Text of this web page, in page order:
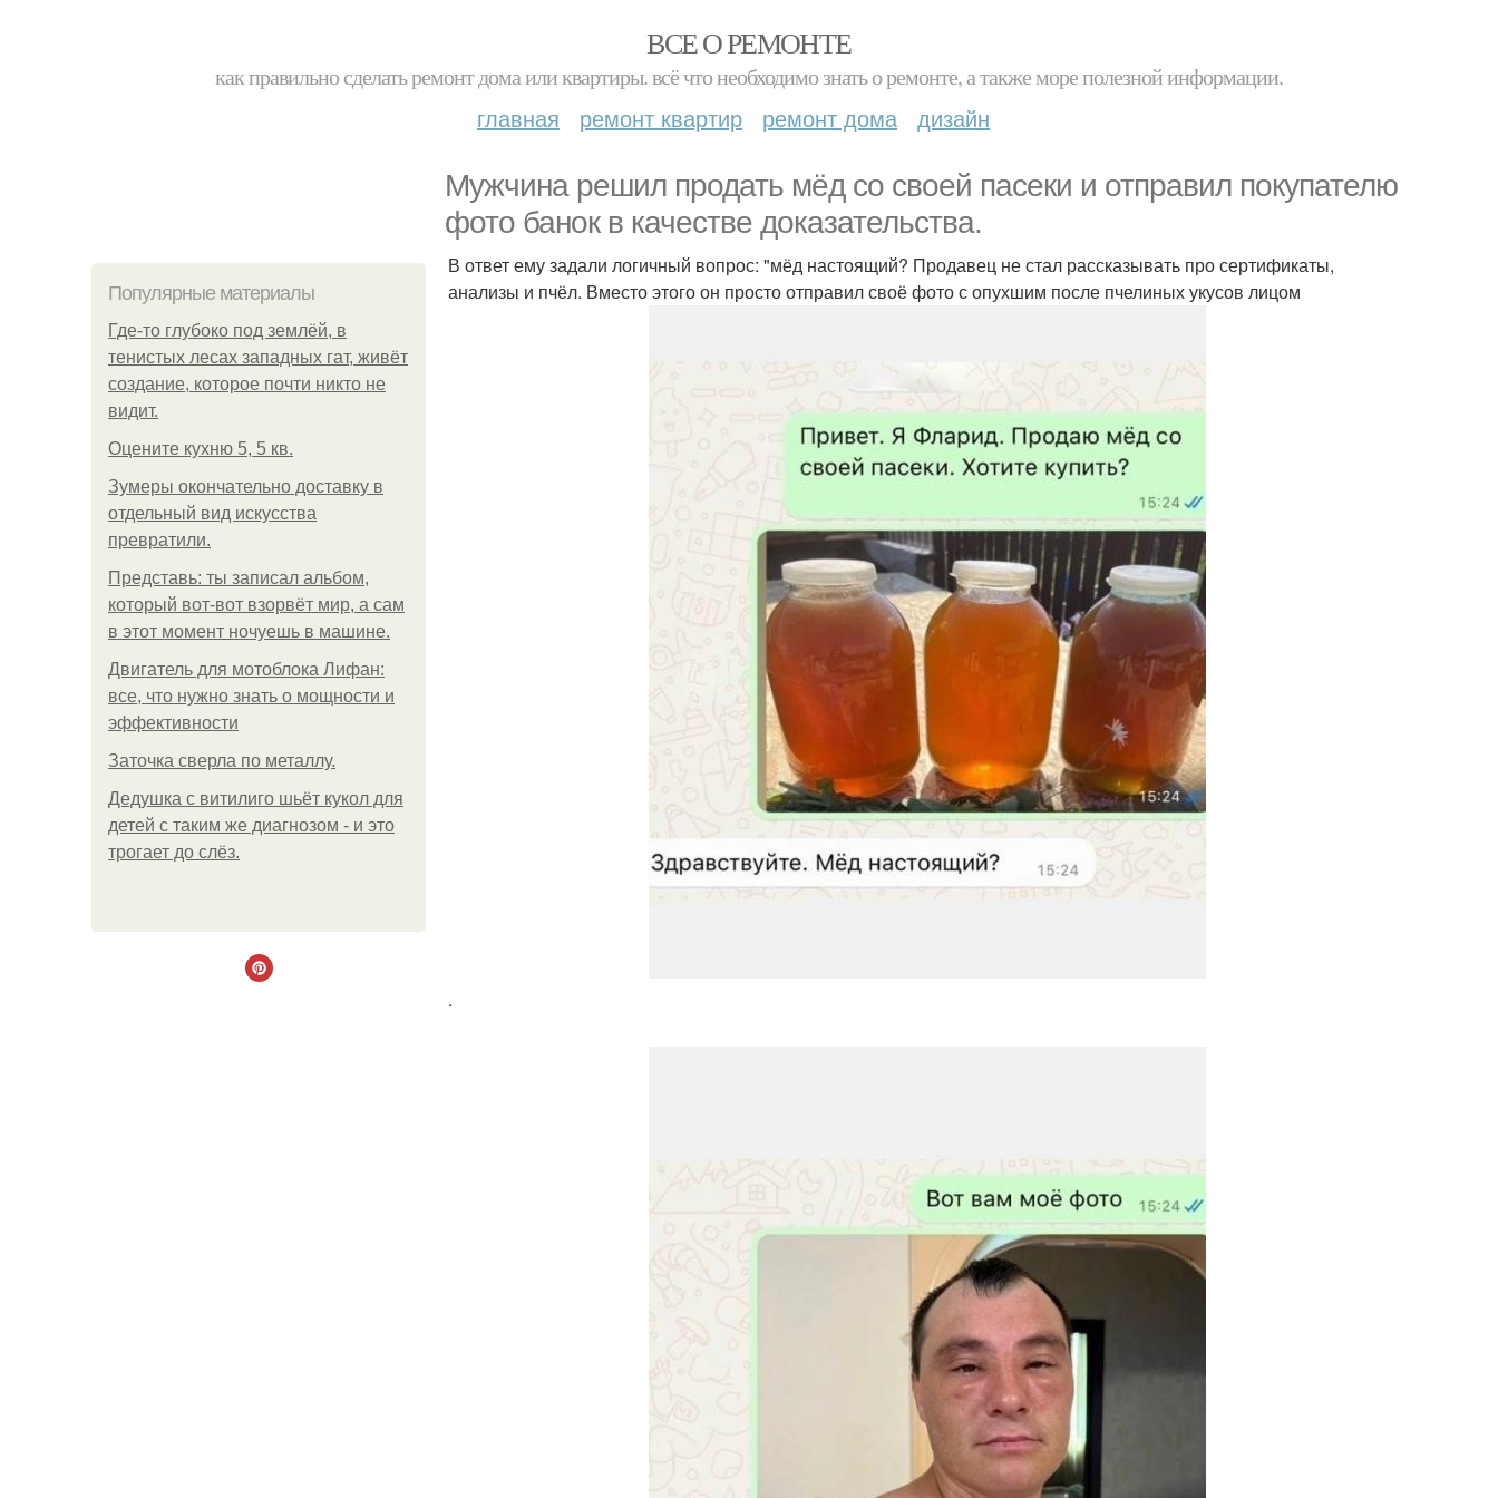
ВСЕ О РЕМОНТЕ
как правильно сделать ремонт дома или квартиры. всё что необходимо знать о ремонте, а также море полезной информации.
главная ремонт квартир ремонт дома дизайн
Мужчина решил продать мёд со своей пасеки и отправил покупателю
фото банок в качестве доказательства.
Популярные материалы
Где-то глубоко под землёй, в
тенистых лесах западных гат, живёт
создание, которое почти никто не
видит.
Оцените кухню 5, 5 кв.
Зумеры окончательно доставку в
отдельный вид искусства
превратили.
Представь: ты записал альбом,
который вот-вот взорвёт мир, а сам
в этот момент ночуешь в машине.
Двигатель для мотоблока Лифан:
все, что нужно знать о мощности и
эффективности
Заточка сверла по металлу.
Дедушка с витилиго шьёт кукол для
детей с таким же диагнозом - и это
трогает до слёз.
В ответ ему задали логичный вопрос: "мёд настоящий? Продавец не стал рассказывать про сертификаты,
анализы и пчёл. Вместо этого он просто отправил своё фото с опухшим после пчелиных укусов лицом
.